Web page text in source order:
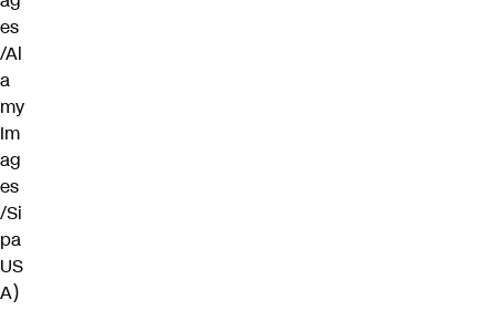
es
/Al
a
my
Im
ag
es
/Si
pa
US
A)